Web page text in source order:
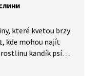
které kvetou brzy
kde mohou najít
kandík psí